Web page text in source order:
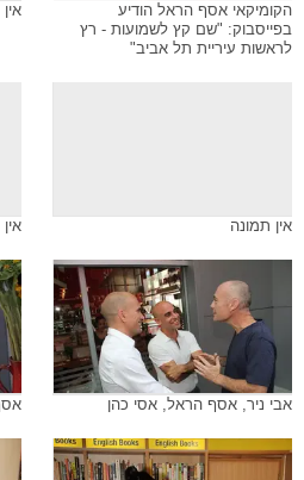
הקומיקאי אסף הראל הודיע
בפייסבוק: "שם קץ לשמועות - רץ
לראשות עיריית תל אביב"
אין תמונה
אבי ניר, אסף הראל, אסי כהן